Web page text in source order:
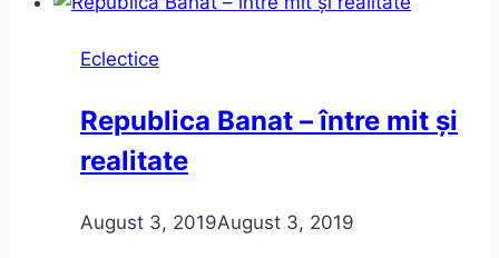
Eclectice
Republica Banat – între mit și
realitate
August 3, 2019August 3, 2019